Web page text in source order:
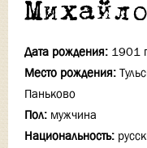
Дата рождения: 1901
Место рождения:
Паньково
Пол: мужчина
Национальность: